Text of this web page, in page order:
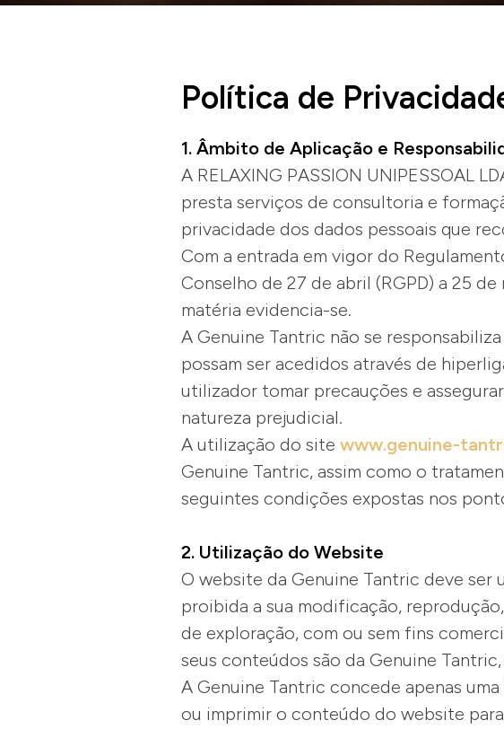
Política de
1. Âmbito de Aplicação e
A RELAXING PASSION UNIPESSOAL
presta serviços de consultoria e
privacidade dos dados pessoais que
Com a entrada em vigor do
Conselho de 27 de abril (RGPD) a 25
matéria evidencia-se.
A Genuine Tantric não se
possam ser acedidos através de
utilizador tomar precauções e
natureza prejudicial.
A utilização do site www.genuine-
Genuine Tantric, assim como o
seguintes condições expostas nos
2. Utilização do Website
O website da Genuine Tantric deve ser
proibida a sua modificação,
de exploração, com ou sem fins
seus conteúdos são da Genuine
A Genuine Tantric concede apenas
ou imprimir o conteúdo do website